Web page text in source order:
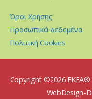
Όροι Χρήσης
Προσωπικά Δεδομένα
Πολιτική Cookies
Copyright ©2026 EKEA®
WebDesign-